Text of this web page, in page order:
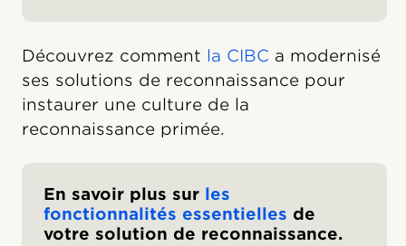
Découvrez comment la CIBC a modernisé
ses solutions de reconnaissance pour
instaurer une culture de la
reconnaissance primée.
En savoir plus sur les
fonctionnalités essentielles de
votre solution de reconnaissance.